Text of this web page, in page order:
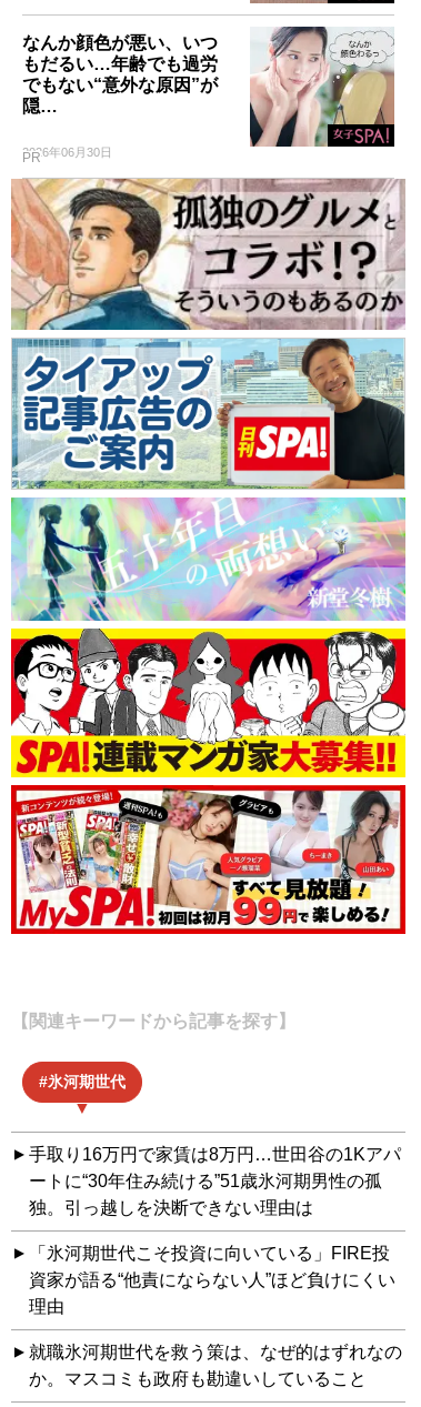
なんか顔色が悪い、いつ
もだるい…年齢でも過労
でもない“意外な原因”が
隠…
2026年06月30日
PR
【関連キーワードから記事を探す】
氷河期世代
手取り16万円で家賃は8万円…世田谷の1Kアパ
ートに“30年住み続ける”51歳氷河期男性の孤
独。引っ越しを決断できない理由は
「氷河期世代こそ投資に向いている」FIRE投
資家が語る“他責にならない人”ほど負けにくい
理由
就職氷河期世代を救う策は、なぜ的はずれなの
か。マスコミも政府も勘違いしていること